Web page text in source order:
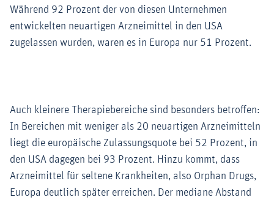
Während 92 Prozent der von diesen Unternehmen
entwickelten neuartigen Arzneimittel in den USA
zugelassen wurden, waren es in Europa nur 51 Prozent.
Auch kleinere Therapiebereiche sind besonders betroffen:
In Bereichen mit weniger als 20 neuartigen Arzneimitteln
liegt die europäische Zulassungsquote bei 52 Prozent, in
den USA dagegen bei 93 Prozent. Hinzu kommt, dass
Arzneimittel für seltene Krankheiten, also Orphan Drugs,
Europa deutlich später erreichen. Der mediane Abstand